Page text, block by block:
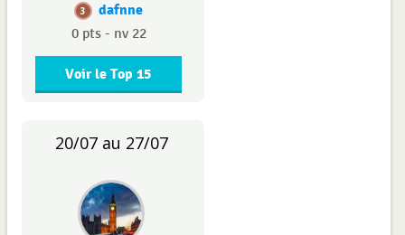
3 dafnne
0 pts - nv 22
Voir le Top 15
20/07 au 27/07